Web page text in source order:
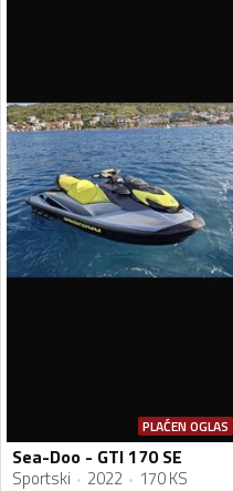
PLAĆEN OGLAS
Sea-Doo - GTI 170 SE
Sportski 2022 170 KS